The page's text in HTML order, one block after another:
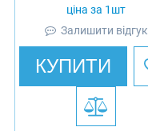
ціна за 1шт
Залишити відгук
КУПИТИ